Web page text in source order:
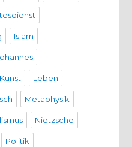
Islam
Kunst Leben
Metaphysik
Nietzsche
Politik